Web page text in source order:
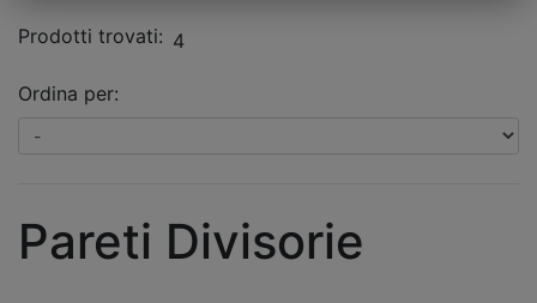
Prodotti trovati: 4
Ordina per:
Pareti Divisorie